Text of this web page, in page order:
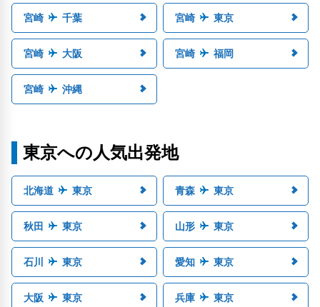
宮崎 千葉 宮崎 東京
宮崎 大阪 宮崎 福岡
宮崎 沖縄
東京への人気出発地
北海道 東京 青森 東京
秋田 東京 山形 東京
石川 東京 愛知 東京
大阪 東京 兵庫 東京